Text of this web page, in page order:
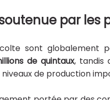
par les
sont globalement
de quintaux, tandis
de production